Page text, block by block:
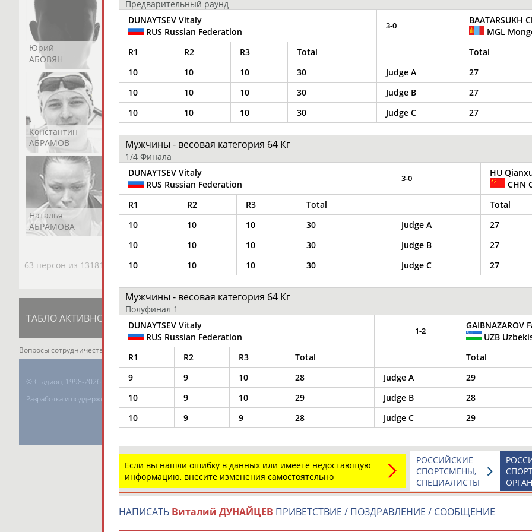
Юрий
АБОВЯН
Никита
АБОЗОВИК
Элизабет
АБРААМЯН
Александр
АБРАМОВ
Константин
АБРАМОВ
АБРАМОВ
АБРАМОВ
АБРАМОВ
Наталья
АБРАМОВА
Нелли
АБРАМОВА
Светлана
АБРАМОВА
Тамара
АБРАМОВА
Дмитрий
АБРАМОВИЧ
Маргарита
АБРАМОВИЧ
63 персон из 13181 ЕЩЁ ПЕРСОНЫ
ТАБЛО АКТИВНОСТИ ЦЕЛИ ПРОЕКТА КОНТАКТЫ НАШИ КНОПКИ РЕКЛАМА
Вопросы сотрудничества и совместной деятельностиinform@infosport.ru
© Стадион, 1998-2026
Разработка и поддержка ООО НАИТ «Стадион»
Адресов в
Предварительный раунд
DUNAYTSEV Vitaly
RUS Russian Federation
3-0
BAATARSUKH
MGL
R1
R2 R3 Total Total
10
10 10 30 Judge A 27
10
10 10 30 Judge B 27
10
10 10 30 Judge C 27
Мужчины - весовая категория 64 Кг
1/4 Финала
DUNAYTSEV Vitaly
RUS Russian Federation
3-0
HU
CHN
R1
R2 R3 Total Total
10
10 10 30 Judge A 27
10
10 10 30 Judge B 27
10
10 10 30 Judge C 27
Мужчины - весовая категория 64 Кг
Полуфинал 1
DUNAYTSEV Vitaly
RUS Russian Federation
1-2
GAIBNAZAROV
UZB
R1
R2 R3 Total Total
9
9 10 28 Judge A 29
10
9 10 29 Judge B 28
10
9 9 28 Judge C 29
Если вы нашли ошибку в данных или имеете недостающую
информацию, внесите изменения самостоятельно
РОССИЙСКИЕ
СПОРТСМЕНЫ,
СПЕЦИАЛИСТЫ
НАПИСАТЬ Виталий ДУНАЙЦЕВ ПРИВЕТСТВИЕ / ПОЗДРАВЛЕНИЕ / СООБЩЕНИЕ